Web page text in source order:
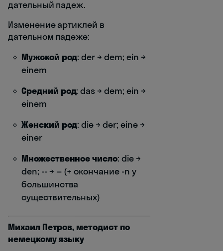
дательный падеж.
Изменение артиклей в
дательном падеже:
Мужской род: der → dem; ein →
einem
Средний род: das → dem; ein →
einem
Женский род: die → der; eine →
einer
Множественное число: die →
den; -- → -- (+ окончание -n у
большинства
существительных)
Михаил Петров, методист по
немецкому языку